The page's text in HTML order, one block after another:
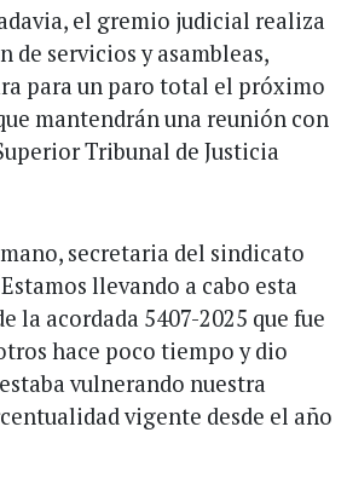
el gremio judicial realiza
de servicios y asambleas,
para un paro total el próximo
mantendrán una reunión con
Tribunal de Justicia
secretaria del sindicato
llevando a cabo esta
la acordada 5407-2025 que fue
hace poco tiempo y dio
vulnerando nuestra
vigente desde el año